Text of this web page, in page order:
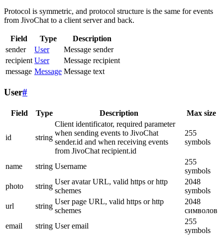
Protocol is symmetric, and protocol structure is the same for events
from JivoChat to a client server and back.
Field Type
Description
sender
User
Message sender
recipient User
Message recipient
message Message Message text
User#
Field Type Description Max size
id string
Client identificator, required parameter
when sending events to JivoChat
sender.id and when receiving events
from JivoChat recipient.id
255
symbols
name string Username
255
symbols
photo
string
User avatar URL, valid https or http
schemes
2048
symbols
url
string
User page URL, valid https or http
schemes
2048
символов
email
string User email
255
symbols